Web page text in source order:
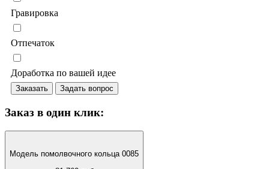
Гравировка
Отпечаток
Доработка по вашей идее
Заказать Задать вопрос
Заказ в один клик:
Модель помолвочного кольца 0085